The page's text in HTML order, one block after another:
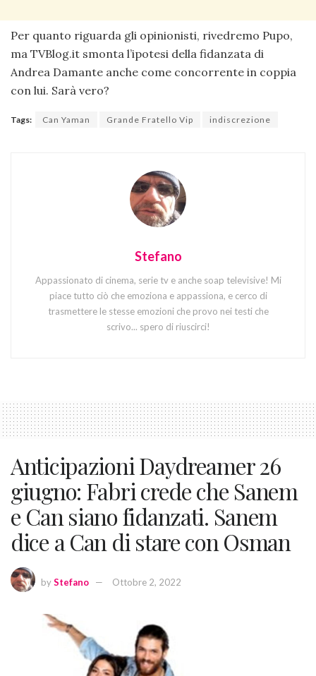
Per quanto riguarda gli opinionisti, rivedremo Pupo,
ma TVBlog.it smonta l’ipotesi della fidanzata di
Andrea Damante anche come concorrente in coppia
con lui. Sarà vero?
Tags: Can Yaman Grande Fratello Vip indiscrezione
Stefano
Appassionato di cinema, serie tv e anche soap televisive! Mi
piace tutto ciò che emoziona e appassiona, e cerco di
trasmettere le stesse emozioni che provo nei testi che
scrivo... spero di riuscirci!
Anticipazioni Daydreamer 26
giugno: Fabri crede che Sanem
e Can siano fidanzati. Sanem
dice a Can di stare con Osman
byStefano Ottobre 2, 2022